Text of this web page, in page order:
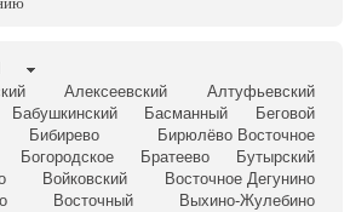
Алексеевский
Алтуфьевский
Бабушкинский Басманный
Беговой
Бибирево
Бирюлёво Восточное
Богородское Братеево
Бутырский
Войковский
Восточное Дегунино
Восточный
Выхино-Жулебино